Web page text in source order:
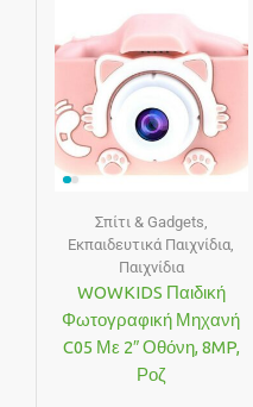
Σπίτι & Gadgets,
Εκπαιδευτικά Παιχνίδια,
Παιχνίδια
WOWKIDS Παιδική
Φωτογραφική Μηχανή
C05 Με 2″ Οθόνη, 8MP,
Ροζ